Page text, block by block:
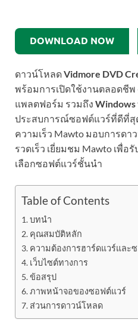
DOWNLOAD NOW
ดาวน์โหลดVidmore DVD
พร้อมการเปิดใช้งานตลอดชี
แพลตฟอร์ม รวมถึง Windows
ประสบการณ์ซอฟต์แวร์ที่ดีที่สุ
ความเร็ว Mawto มอบการด
รวดเร็ว เยี่ยมชม Mawto เพื่อ
เลือกซอฟต์แวร์ชั้นนำ
Table of Contents
บทนำ
คุณสมบัติหลัก
ความต้องการฮาร์ดแวร์และ
เว็บไซต์ทางการ
ข้อสรุป
ภาพหน้าจอของซอฟต์แวร์
ส่วนการดาวน์โหลด